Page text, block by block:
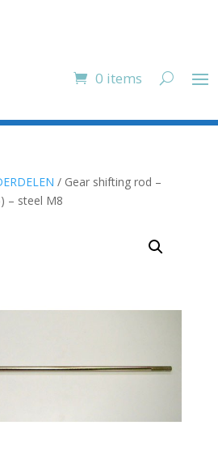
0 items
/ Gear shifting rod –
– steel M8